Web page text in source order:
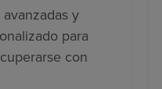
y
para
con